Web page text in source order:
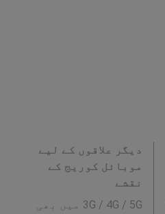
دیگر علاقوں کے لیے
موبائل کوریج کے
نقشے
3G / 4G / 5G میں بھی